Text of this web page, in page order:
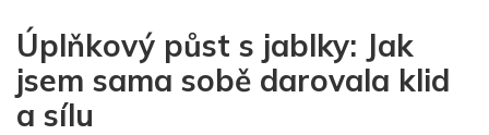
Úplňkový půst s jablky: Jak
jsem sama sobě darovala klid
a sílu